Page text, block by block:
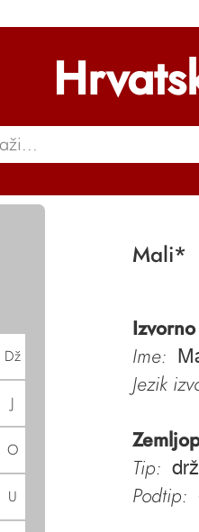
Dž
J
O
U
Mali*
Ime:
Jezik
Tip:
Podtip: